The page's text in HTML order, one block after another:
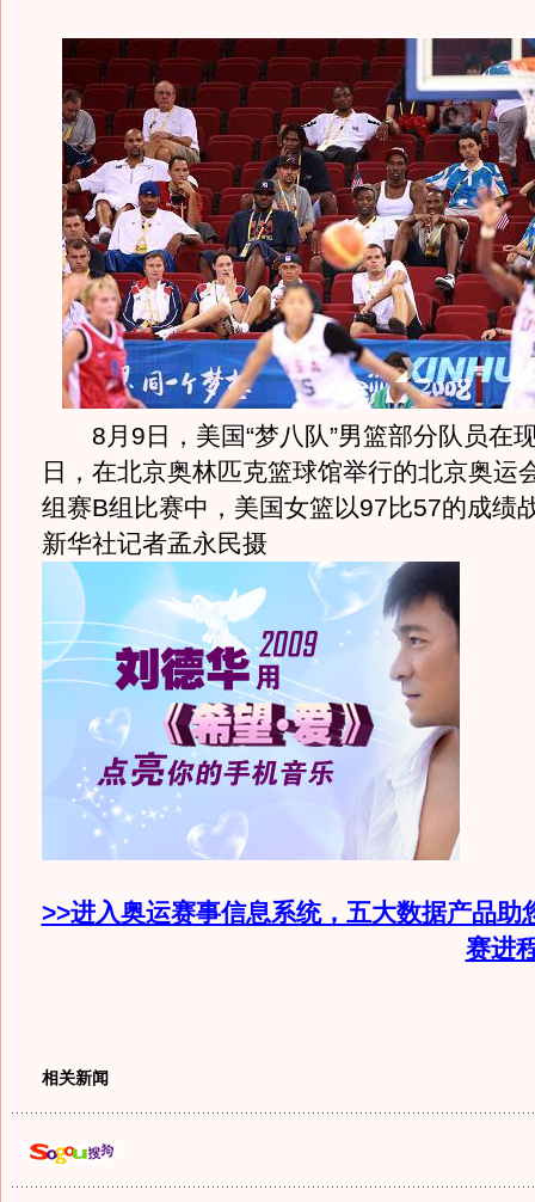
8月9日，美国“梦八队”男篮部分队员在
日，在北京奥林匹克篮球馆举行的北京奥运
组赛B组比赛中，美国女篮以97比57的成绩
新华社记者孟永民摄
>>进入奥运赛事信息系统，五大数据产品助
赛进
相关新闻